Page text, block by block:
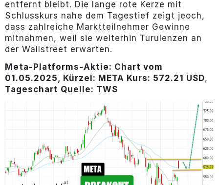
entfernt bleibt. Die lange rote Kerze mit
Schlusskurs nahe dem Tagestief zeigt jeoch,
dass zahlreiche Marktteilnehmer Gewinne
mitnahmen, weil sie weiterhin Turulenzen an
der Wallstreet erwarten.
Meta-Platforms-Aktie: Chart vom
01.05.2025, Kürzel: META Kurs: 572.21 USD,
Tageschart Quelle: TWS